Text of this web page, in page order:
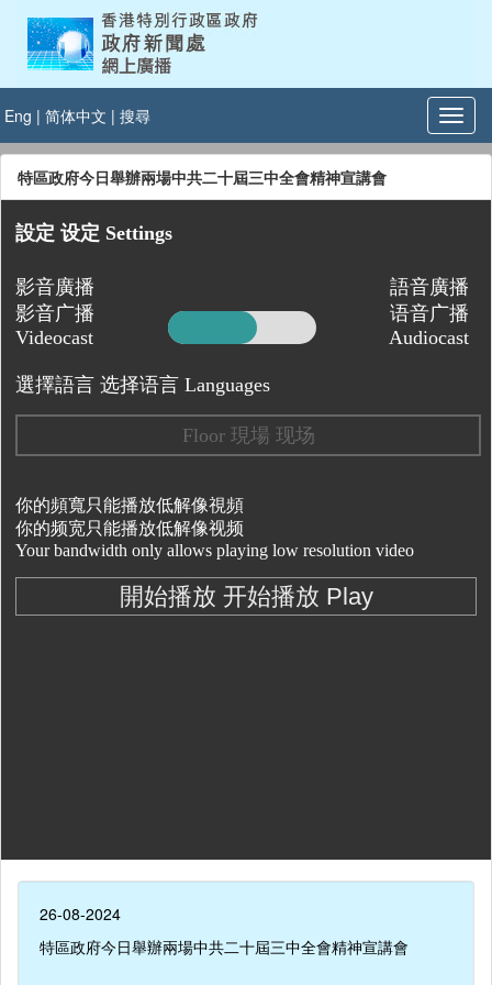
Eng | 简体中文 | 搜尋
特區政府今日舉辦兩場中共二十屆三中全會精神宣講會
26-08-2024
特區政府今日舉辦兩場中共二十屆三中全會精神宣講會